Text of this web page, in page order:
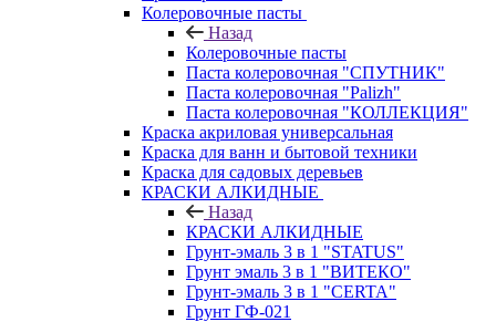
Колеровочные пасты
Назад
Колеровочные пасты
Паста колеровочная "СПУТНИК"
Паста колеровочная "Palizh"
Паста колеровочная "КОЛЛЕКЦИЯ"
Краска акриловая универсальная
Краска для ванн и бытовой техники
Краска для садовых деревьев
КРАСКИ АЛКИДНЫЕ
Назад
КРАСКИ АЛКИДНЫЕ
Грунт-эмаль 3 в 1 "STATUS"
Грунт эмаль 3 в 1 "ВИТЕКО"
Грунт-эмаль 3 в 1 "CERTA"
Грунт ГФ-021